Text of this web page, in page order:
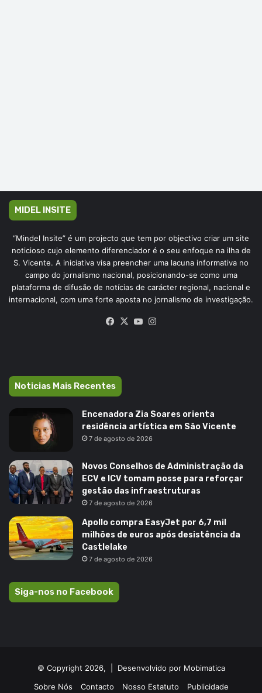
MIDEL INSITE
“Mindel Insite” é um projecto que tem por objectivo criar um site
noticioso cujo elemento diferenciador é o seu enfoque na ilha de
S. Vicente. A iniciativa visa preencher uma lacuna informativa no
campo do jornalismo nacional, posicionando-se como uma
plataforma de difusão de notícias de carácter regional, nacional e
internacional, com uma forte aposta no jornalismo de investigação.
Facebook
X YouTube
Noticias Mais Recentes
Encenadora Zia Soares orienta
residência artística em São Vicente
7 de agosto de 2026
Novos Conselhos de Administração da
ECV e ICV tomam posse para reforçar
gestão das infraestruturas
7 de agosto de 2026
Apollo compra EasyJet por 6,7 mil
milhões de euros após desistência da
Castlelake
7 de agosto de 2026
Siga-nos no Facebook
© Copyright 2026, | Desenvolvido por Mobimatica
Sobre Nós
Contacto Nosso Estatuto Publicidade